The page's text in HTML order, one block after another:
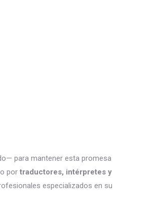
para mantener esta promesa
por traductores, intérpretes y
especializados en su